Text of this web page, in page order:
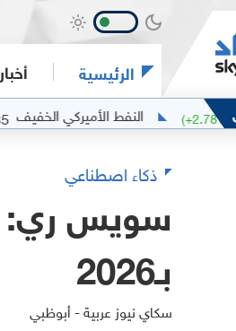
الرئيسية أخبار
النفط الأميركي الخفيف 75.35
-0.42
ذكاء اصطناعي
بـ2026
سكاي نيوز عربية - أبوظبي